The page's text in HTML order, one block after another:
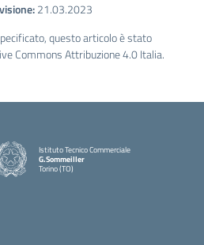
21.03.2023
questo articolo è stato
Commons Attribuzione 4.0 Italia.
Istituto Tecnico Commerciale
G.Sommeiller
Torino (TO)